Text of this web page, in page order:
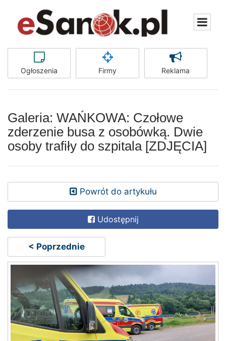
Ogłoszenia Firmy Reklama
Galeria: WAŃKOWA: Czołowe
zderzenie busa z osobówką. Dwie
osoby trafiły do szpitala [ZDJĘCIA]
Powrót do artykułu
Udostępnij
< Poprzednie